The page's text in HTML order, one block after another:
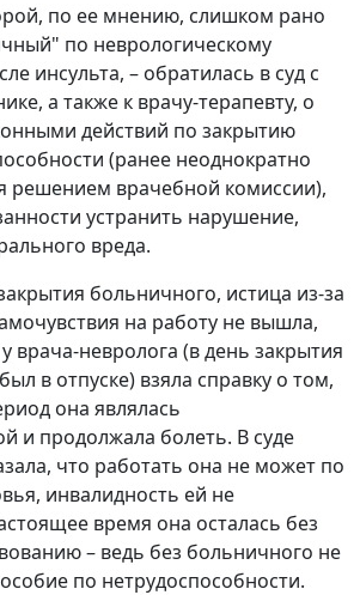
по ее мнению, слишком рано
по неврологическому
инсульта, – обратилась в суд с
а также к врачу-терапевту, о
действий по закрытию
(ранее неоднократно
решением врачебной комиссии),
устранить нарушение,
вреда.
больничного, истица из-за
на работу не вышла,
врача-невролога (в день закрытия
в отпуске) взяла справку о том,
она являлась
и продолжала болеть. В суде
что работать она не может по
инвалидность ей не
время она осталась без
– ведь без больничного не
по нетрудоспособности.